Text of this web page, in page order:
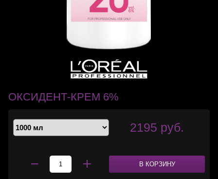
ОКСИДЕНТ-КРЕМ 6%
2195 руб.
В КОРЗИНУ